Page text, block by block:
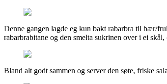
Denne gangen lagde eg kun bakt rabarbra til bær/
rabarbrabitane og den smelta sukrinen over i ei skål,
Bland alt godt sammen og server den søte, friske